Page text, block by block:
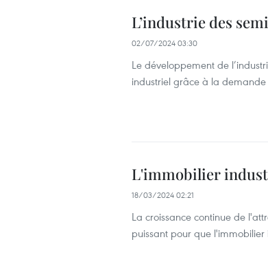
L’industrie des
02/07/2024 03:30
Le développement de
industriel grâce à la demande
L'immobilier
18/03/2024 02:21
La croissance continue de
puissant pour que